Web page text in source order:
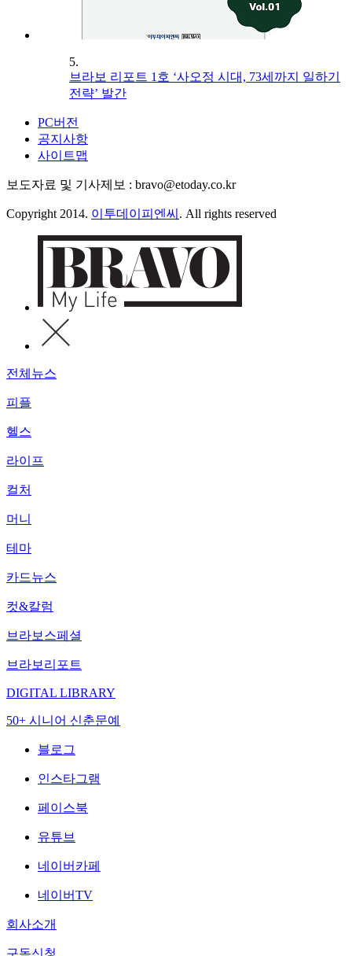
5.
브라보 리포트 1호 ‘사오정 시대, 73세까지 일하기
전략’ 발간
PC버전
공지사항
사이트맵
보도자료 및 기사제보 : bravo@etoday.co.kr
Copyright 2014. 이투데이피엔씨 . All rights reserved
전체뉴스
피플
헬스
라이프
컬처
머니
테마
카드뉴스
컷&칼럼
브라보스페셜
브라보리포트
DIGITAL LIBRARY
50+ 시니어 신춘문예
블로그
인스타그램
페이스북
유튜브
네이버카페
네이버TV
회사소개